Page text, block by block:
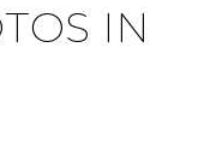
IN